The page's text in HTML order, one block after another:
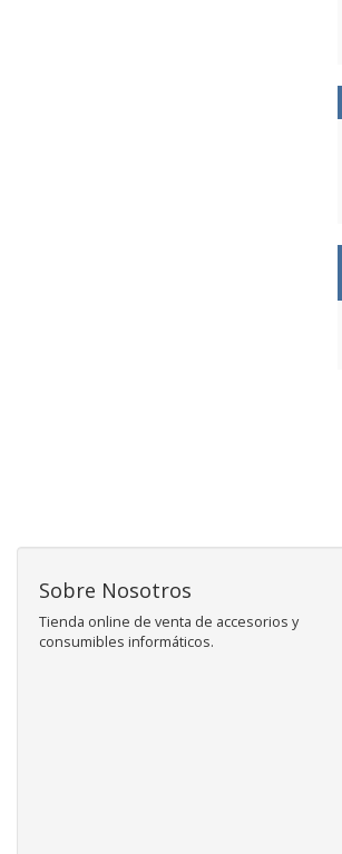
Sobre Nosotros
Tienda online de venta de accesorios y
consumibles informáticos.